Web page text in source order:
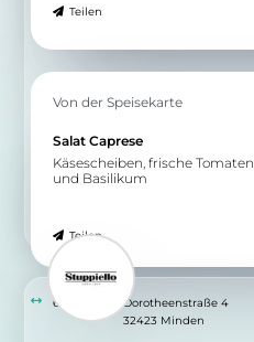
Teilen
Von der Speisekarte
Salat Caprese
Käsescheiben, frische Tomaten
und Basilikum
Teilen
6.48 km
Dorotheenstraße 4
32423 Minden